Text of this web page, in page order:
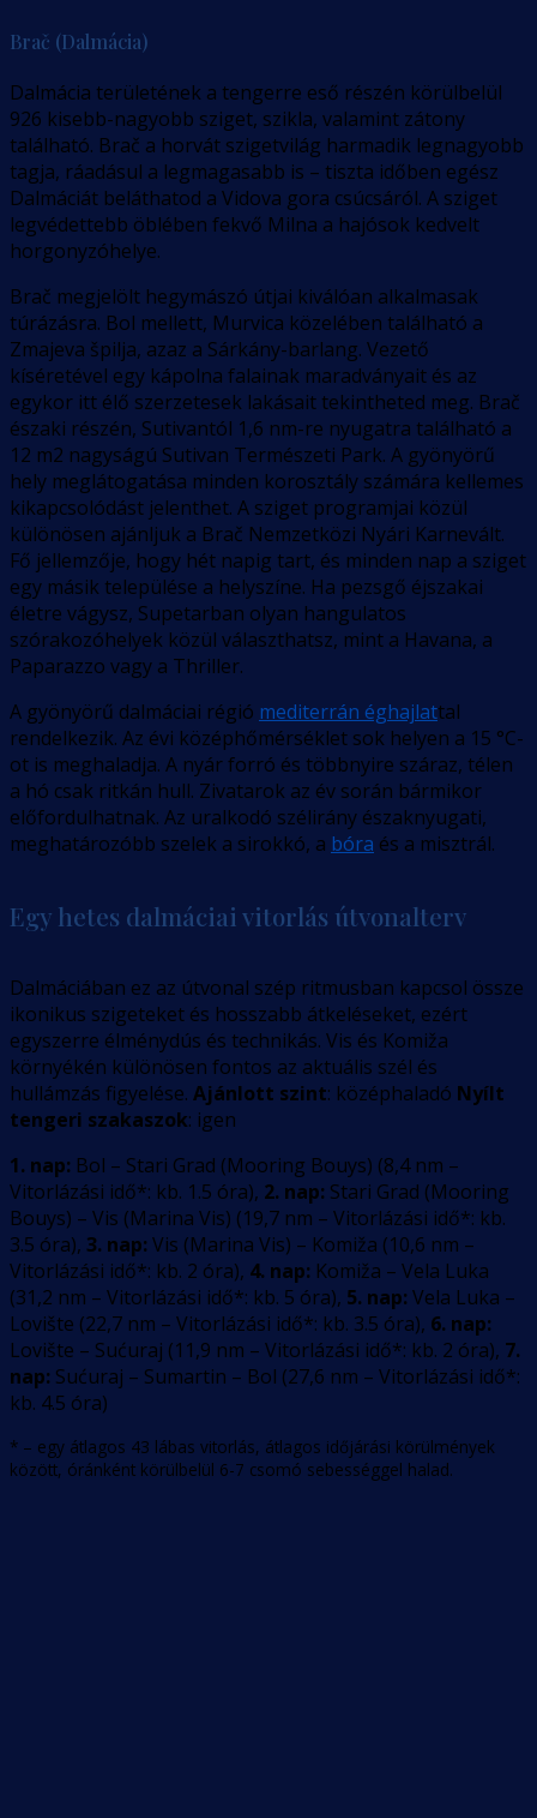
Brač (Dalmácia)
Dalmácia területének a tengerre eső részén körülbelül
926 kisebb-nagyobb sziget, szikla, valamint zátony
található. Brač a horvát szigetvilág harmadik legnagyobb
tagja, ráadásul a legmagasabb is – tiszta időben egész
Dalmáciát beláthatod a Vidova gora csúcsáról. A sziget
legvédettebb öblében fekvő Milna a hajósok kedvelt
horgonyzóhelye.
Brač megjelölt hegymászó útjai kiválóan alkalmasak
túrázásra. Bol mellett, Murvica közelében található a
Zmajeva špilja, azaz a Sárkány-barlang. Vezető
kíséretével egy kápolna falainak maradványait és az
egykor itt élő szerzetesek lakásait tekintheted meg. Brač
északi részén, Sutivantól 1,6 nm-re nyugatra található a
12 m2 nagyságú Sutivan Természeti Park. A gyönyörű
hely meglátogatása minden korosztály számára kellemes
kikapcsolódást jelenthet. A sziget programjai közül
különösen ajánljuk a Brač Nemzetközi Nyári Karnevált.
Fő jellemzője, hogy hét napig tart, és minden nap a sziget
egy másik települése a helyszíne. Ha pezsgő éjszakai
életre vágysz, Supetarban olyan hangulatos
szórakozóhelyek közül választhatsz, mint a Havana, a
Paparazzo vagy a Thriller.
A gyönyörű dalmáciai régió mediterrán éghajlattal
rendelkezik. Az évi középhőmérséklet sok helyen a 15 °C-
ot is meghaladja. A nyár forró és többnyire száraz, télen
a hó csak ritkán hull. Zivatarok az év során bármikor
előfordulhatnak. Az uralkodó szélirány északnyugati,
meghatározóbb szelek a sirokkó, a bóra és a misztrál.
Egy hetes dalmáciai vitorlás útvonalterv
Dalmáciában ez az útvonal szép ritmusban kapcsol össze
ikonikus szigeteket és hosszabb átkeléseket, ezért
egyszerre élménydús és technikás. Vis és Komiža
környékén különösen fontos az aktuális szél és
hullámzás figyelése. Ajánlott szint: középhaladó Nyílt
tengeri szakaszok: igen
1. nap: Bol – Stari Grad (Mooring Bouys) (8,4nm –
Vitorlázási idő*: kb. 1.5 óra), 2. nap: Stari Grad (Mooring
Bouys) – Vis (Marina Vis) (19,7 nm – Vitorlázási idő*: kb.
3.5 óra), 3. nap: Vis (Marina Vis) – Komiža (10,6 nm –
Vitorlázási idő*: kb. 2 óra), 4. nap: Komiža – Vela Luka
(31,2 nm – Vitorlázási idő*: kb. 5 óra), 5. nap: Vela Luka –
Lovište (22,7 nm – Vitorlázási idő*: kb. 3.5 óra), 6. nap:
Lovište – Sućuraj (11,9 nm – Vitorlázási idő*: kb. 2 óra), 7.
nap: Sućuraj – Sumartin – Bol (27,6 nm – Vitorlázási idő*:
kb. 4.5 óra)
* – egy átlagos 43 lábas vitorlás, átlagos időjárási körülmények
között, óránként körülbelül 6-7 csomó sebességgel halad.